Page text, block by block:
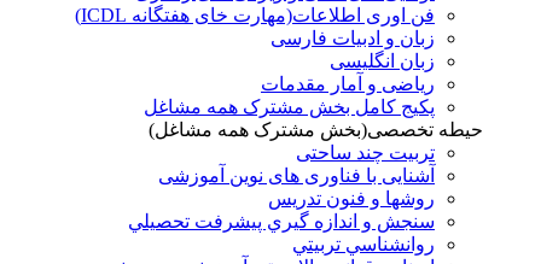
فن اوری اطلاعات(مهارت خای هفتگانه ICDL)
زبان و ادبیات فارسی
زبان انگلیسی
ریاضی و آمار مقدمات
پکیج کامل بخش مشترک همه مشاغل
حیطه تخصصی(بخش مشترک همه مشاغل)
تربیت چند ساحتی
آشنایی با فناوری های نوین آموزشی
روشها و فنون تدريس
سنجش و اندازه گيري پيشرفت تحصيلي
روانشناسي تربيتي